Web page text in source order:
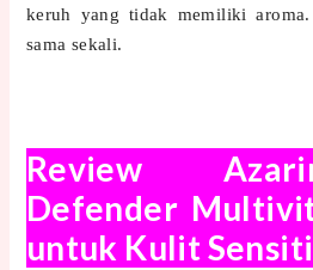
keruh yang tidak memiliki
sama sekali.
Review
Defender
untuk Kulit